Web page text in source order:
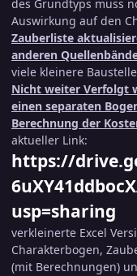
des Grundtyps muss
Auswirkung auf den
Zauberliste
anderen
viele kleinere
Nicht weiter Verfolgt
einen separaten
Berechnung der
aktueller Link:
https://
usp=sharing
verkleinerte Excel
Charakterbogen,
(mit Berechnungen)